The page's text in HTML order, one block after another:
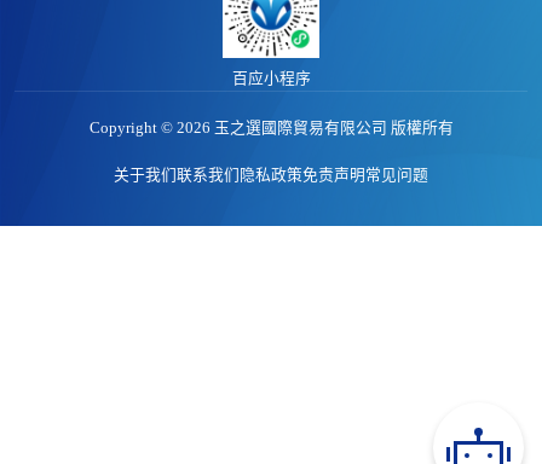
专题报告
百应小程序
Copyright © 2026 玉之選國際貿易有限公司 版權所有
关于我们联系我们 隐私政策免责声明 常见问题